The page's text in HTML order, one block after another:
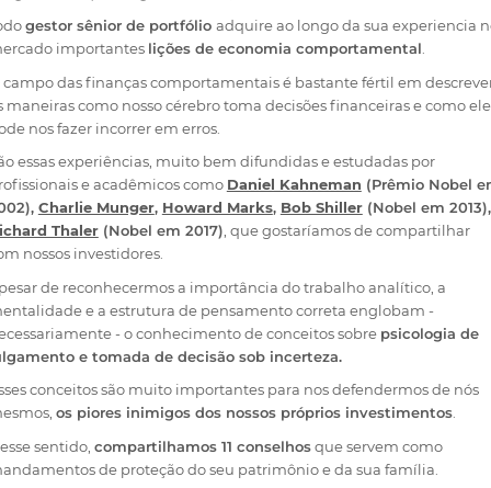
gestor sênior de portfólio adquire ao longo da sua experiencia
importantes lições de economia comportamental
campo das finanças comportamentais é bastante fértil em
maneiras como nosso cérebro toma decisões financeiras e como ele
nos fazer incorrer em erros.
essas experiências, muito bem difundidas e estudadas por
e acadêmicos como Daniel Kahneman (Prêmio Nobel
Charlie Munger, Howard Marks, Bob Shiller(Nobel em 2013),
Thaler(Nobel em 2017) , que gostaríamos de compartilhar
nossos investidores.
de reconhecermos a importância do trabalho analítico, a
e a estrutura de pensamento correta englobam -
- o conhecimento de conceitos sobre psicologia de
e tomada de decisão sob incerteza.
conceitos são muito importantes para nos defendermos de nós
os piores inimigos dos nossos próprios investimentos.
sentido, compartilhamos 11 conselhosque servem como
de proteção do seu patrimônio e da sua família.